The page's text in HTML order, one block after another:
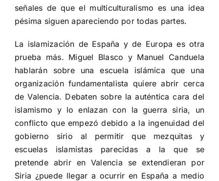
señales de que el multiculturalismo es una idea
pésima siguen apareciendo por todas partes.
La islamización de España y de Europa es otra
prueba más. Miguel Blasco y Manuel Canduela
hablarán sobre una escuela islámica que una
organización fundamentalista quiere abrir cerca
de Valencia. Debaten sobre la auténtica cara del
islamismo y lo enlazan con la guerra siria, un
conflicto que empezó debido a la ingenuidad del
gobierno sirio al permitir que mezquitas y
escuelas islamistas parecidas a la que se
pretende abrir en Valencia se extendieran por
Siria ¿puede llegar a ocurrir en España a medio